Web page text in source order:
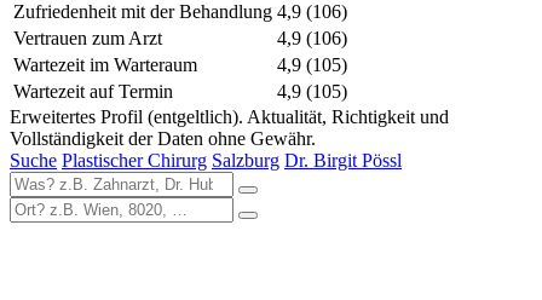
Zufriedenheit mit der Behandlung 4,9 (106)
Vertrauen zum Arzt
4,9 (106)
Wartezeit im Warteraum
4,9 (105)
Wartezeit auf Termin
4,9 (105)
Erweitertes Profil (entgeltlich). Aktualität, Richtigkeit und
Vollständigkeit der Daten ohne Gewähr.
Suche Plastischer Chirurg Salzburg Dr. Birgit Pössl